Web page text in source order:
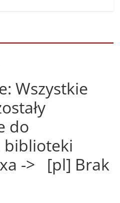
Wszystkie
do
biblioteki
-> [pl] Brak